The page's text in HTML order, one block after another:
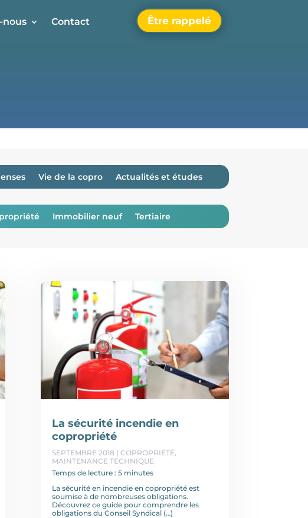
nous Contact Être rappelé
Vie de la copro Actualités et études
Immobilier neuf Tertiaire
La sécurité incendie en
copropriété
SEPTEMBRE 2018 | COPROPRIÉTÉ,
MAINTENANCE TECHNIQUE
Temps de lecture : 5 minutes
La sécurité en incendie en copropriété est
soumise à de nombreuses obligations.
Découvrez ce guide pour comprendre les
obligations du Conseil Syndical (…)